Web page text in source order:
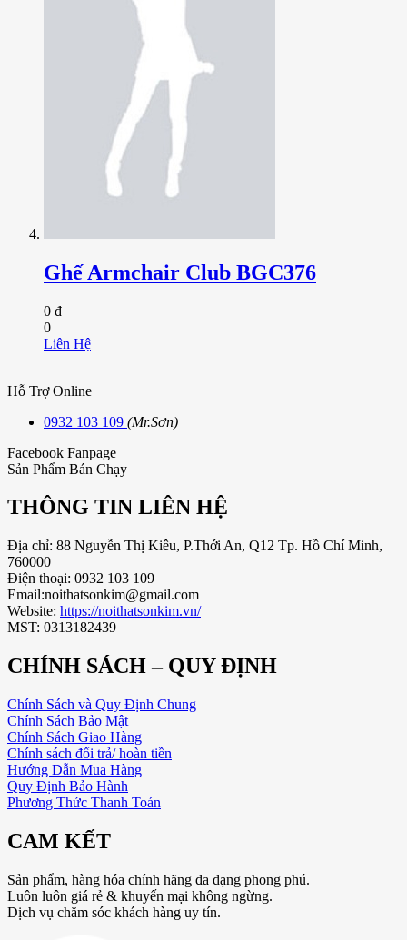
Ghế Armchair Club BGC376
0 đ
0
Liên Hệ
Hỗ Trợ Online
0932 103 109 (Mr.Sơn)
Facebook Fanpage
Sản Phẩm Bán Chạy
THÔNG TIN LIÊN HỆ
Địa chỉ: 88 Nguyễn Thị Kiêu, P.Thới An, Q12 Tp. Hồ Chí Minh,
760000
Điện thoại: 0932 103 109
Email:noithatsonkim@gmail.com
Website: https://noithatsonkim.vn/
MST: 0313182439
CHÍNH SÁCH – QUY ĐỊNH
Chính Sách và Quy Định Chung
Chính Sách Bảo Mật
Chính Sách Giao Hàng
Chính sách đổi trả/ hoàn tiền
Hướng Dẫn Mua Hàng
Quy Định Bảo Hành
Phương Thức Thanh Toán
CAM KẾT
Sản phẩm, hàng hóa chính hãng đa dạng phong phú.
Luôn luôn giá rẻ & khuyến mại không ngừng.
Dịch vụ chăm sóc khách hàng uy tín.